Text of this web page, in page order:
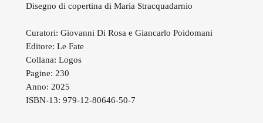
Disegno di copertina di Maria Stracquadarnio
Curatori: Giovanni Di Rosa e Giancarlo Poidomani
Editore: Le Fate
Collana: Logos
Pagine: 230
Anno: 2025
ISBN-13: 979-12-80646-50-7